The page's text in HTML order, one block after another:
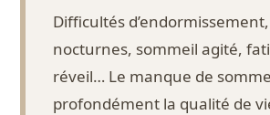
Difficultés
nocturnes, sommeil agité,
réveil… Le manque de
profondément la qualité de